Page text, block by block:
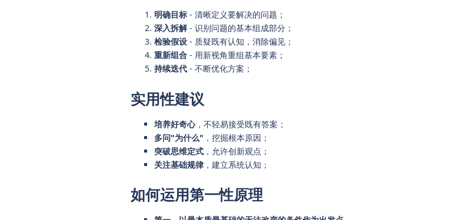
明确目标 - 清晰定义要解决的问题；
深入拆解- 识别问题的基本组成部分；
检验假设 - 质疑既有认知，消除偏见；
重新组合 - 用新视角重组基本要素；
持续迭代 - 不断优化方案；
实用性建议
培养好奇心，不轻易接受既有答案；
多问"为什么" ，挖掘根本原因；
突破思维定式 ，允许创新观点；
关注基础规律，建立系统认知；
如何运用第一性原理